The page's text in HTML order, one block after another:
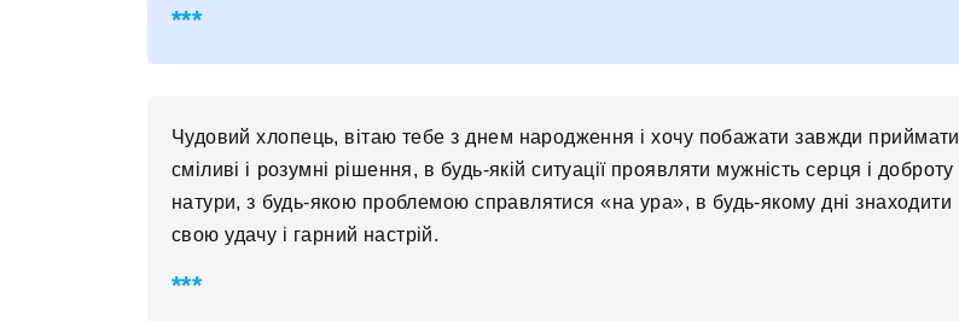
Чудовий хлопець, вітаю тебе з днем ​​народження і хочу побажати завжди приймати
сміливі і розумні рішення, в будь-якій ситуації проявляти мужність серця і доброту
натури, з будь-якою проблемою справлятися «на ура», в будь-якому дні знаходити
свою удачу і гарний настрій.